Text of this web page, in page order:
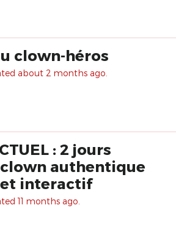
clown-héros
about 2 months ago.
: 2 jours
clown authentique
interactif
11 months ago.